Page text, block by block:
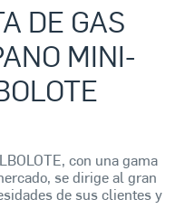
DE GAS
MINI-
con una gama
se dirige al gran
de sus clientes y